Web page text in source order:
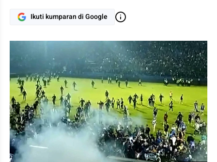
Ikuti kumparan di Google